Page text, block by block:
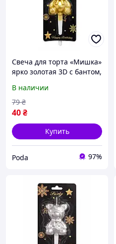
Свеча для торта «Мишка»
ярко золотая 3D с бантом,
медвежонок, стильный
праздничный декор на
день рождения pod
В наличии
40₴
79 ₴
Купить
Poda 97%